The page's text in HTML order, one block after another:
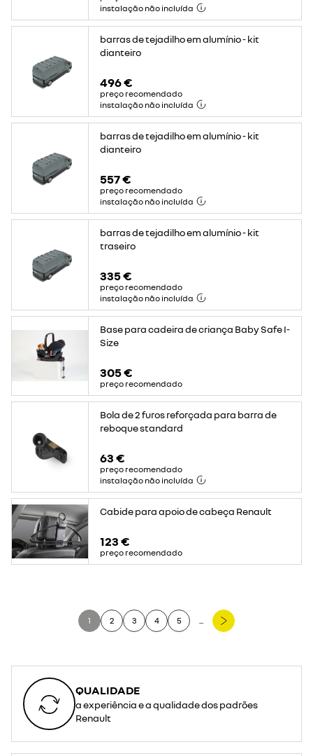
instalação não incluída
barras de tejadilho em alumínio - kit
dianteiro
496 €
preço recomendado
instalação não incluída
barras de tejadilho em alumínio - kit
dianteiro
557 €
preço recomendado
instalação não incluída
barras de tejadilho em alumínio - kit
traseiro
335 €
preço recomendado
instalação não incluída
Base para cadeira de criança Baby Safe I-
Size
305 €
preço recomendado
Bola de 2 furos reforçada para barra de
reboque standard
63 €
preço recomendado
instalação não incluída
Cabide para apoio de cabeça Renault
123 €
preço recomendado
1 2 3 4 5
QUALIDADE
a experiência e a qualidade dos padrões
Renault